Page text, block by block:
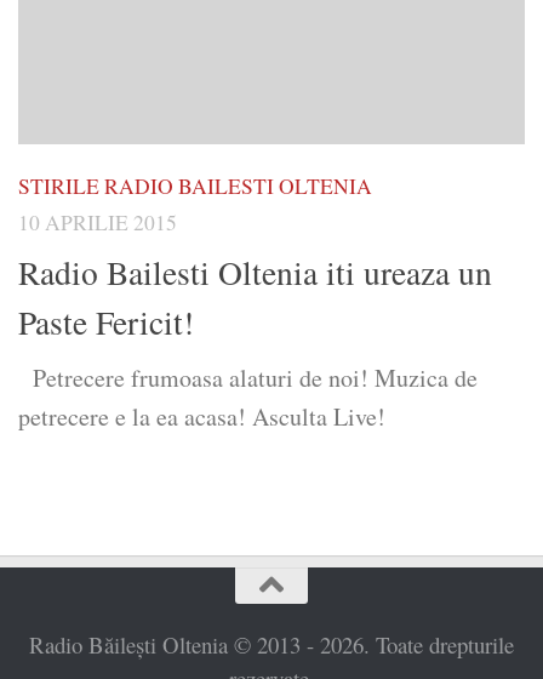
STIRILE RADIO BAILESTI OLTENIA
10 APRILIE 2015
Radio Bailesti Oltenia iti ureaza un
Paste Fericit!
Petrecere frumoasa alaturi de noi! Muzica de
petrecere e la ea acasa! Asculta Live!
Radio Băilești Oltenia © 2013 - 2026. Toate drepturile